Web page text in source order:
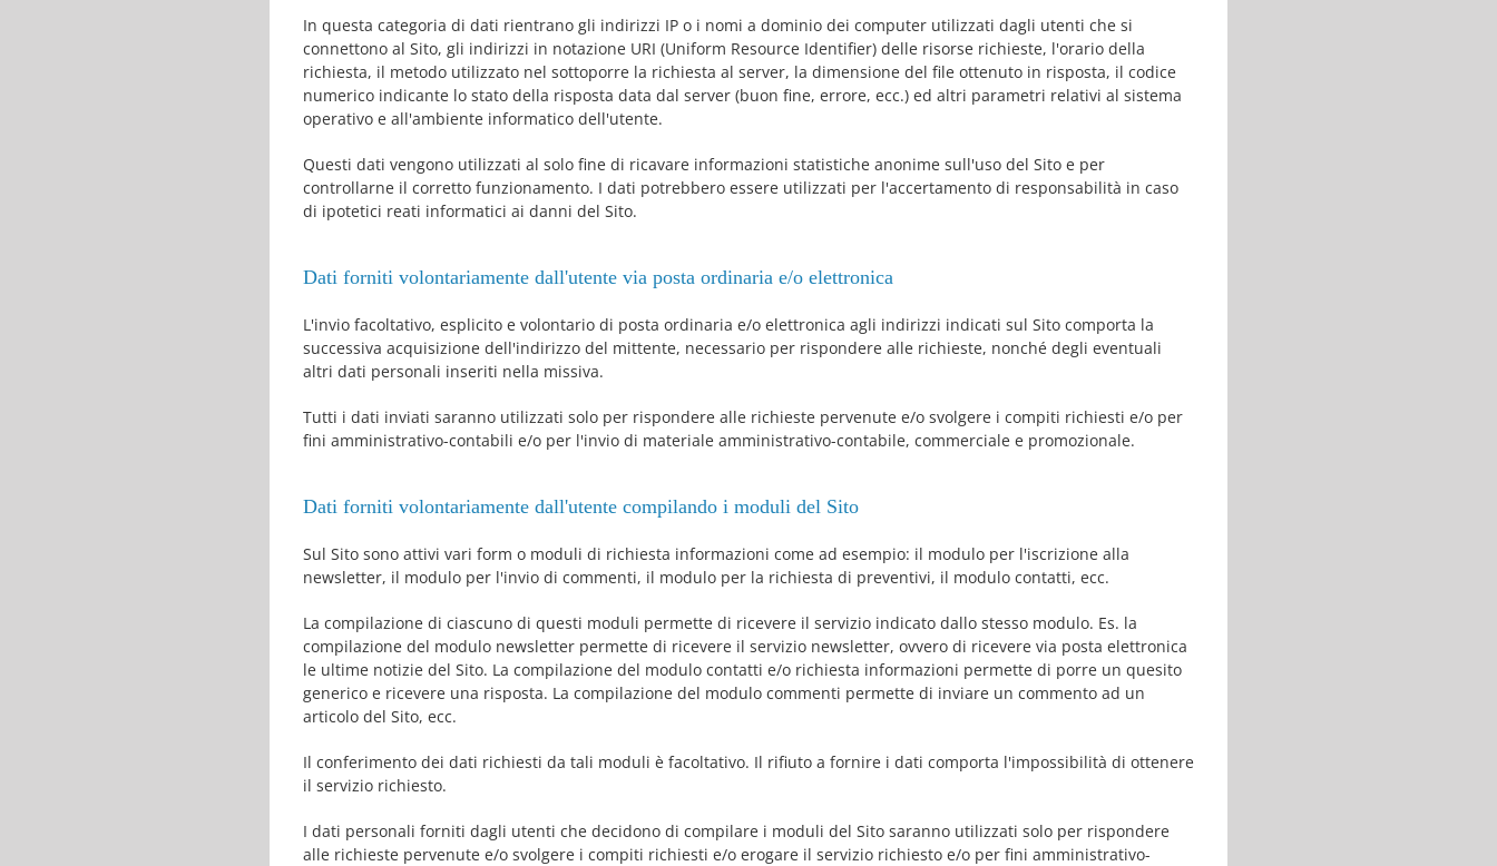
In questa categoria di dati rientrano gli indirizzi IP o i nomi a dominio dei computer utilizzati dagli utenti che si
connettono al Sito, gli indirizzi in notazione URI (Uniform Resource Identifier) delle risorse richieste, l'orario della
richiesta, il metodo utilizzato nel sottoporre la richiesta al server, la dimensione del file ottenuto in risposta, il codice
numerico indicante lo stato della risposta data dal server (buon fine, errore, ecc.) ed altri parametri relativi al sistema
operativo e all'ambiente informatico dell'utente.
Questi dati vengono utilizzati al solo fine di ricavare informazioni statistiche anonime sull'uso del Sito e per
controllarne il corretto funzionamento. I dati potrebbero essere utilizzati per l'accertamento di responsabilità in caso
di ipotetici reati informatici ai danni del Sito.
Dati forniti volontariamente dall'utente via posta ordinaria e/o elettronica
L'invio facoltativo, esplicito e volontario di posta ordinaria e/o elettronica agli indirizzi indicati sul Sito comporta la
successiva acquisizione dell'indirizzo del mittente, necessario per rispondere alle richieste, nonché degli eventuali
altri dati personali inseriti nella missiva.
Tutti i dati inviati saranno utilizzati solo per rispondere alle richieste pervenute e/o svolgere i compiti richiesti e/o per
fini amministrativo-contabili e/o per l'invio di materiale amministrativo-contabile, commerciale e promozionale.
Dati forniti volontariamente dall'utente compilando i moduli del Sito
Sul Sito sono attivi vari form o moduli di richiesta informazioni come ad esempio: il modulo per l'iscrizione alla
newsletter, il modulo per l'invio di commenti, il modulo per la richiesta di preventivi, il modulo contatti, ecc.
La compilazione di ciascuno di questi moduli permette di ricevere il servizio indicato dallo stesso modulo. Es. la
compilazione del modulo newsletter permette di ricevere il servizio newsletter, ovvero di ricevere via posta elettronica
le ultime notizie del Sito. La compilazione del modulo contatti e/o richiesta informazioni permette di porre un quesito
generico e ricevere una risposta. La compilazione del modulo commenti permette di inviare un commento ad un
articolo del Sito, ecc.
Il conferimento dei dati richiesti da tali moduli è facoltativo. Il rifiuto a fornire i dati comporta l'impossibilità di ottenere
il servizio richiesto.
I dati personali forniti dagli utenti che decidono di compilare i moduli del Sito saranno utilizzati solo per rispondere
alle richieste pervenute e/o svolgere i compiti richiesti e/o erogare il servizio richiesto e/o per fini amministrativo-